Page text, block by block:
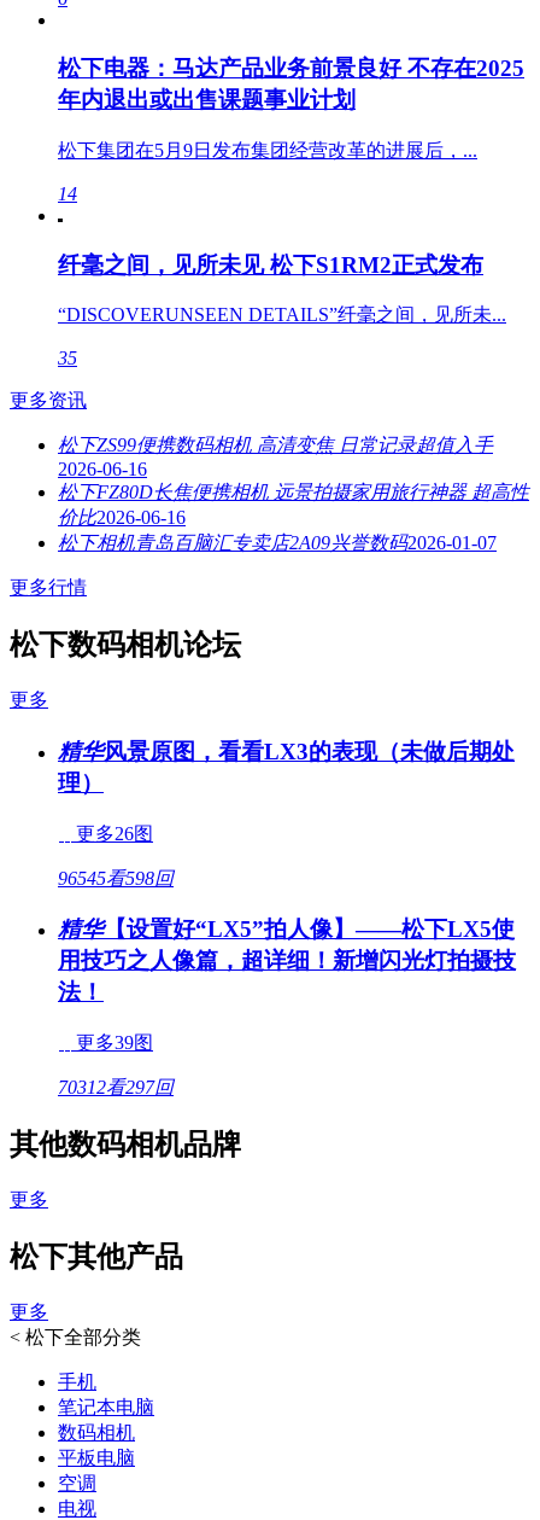
松下电器：马达产品业务前景良好 不存在2025
年内退出或出售课题事业计划
松下集团在5月9日发布集团经营改革的进展后，...
14
纤毫之间，见所未见 松下S1RM2正式发布
“DISCOVERUNSEEN DETAILS”纤毫之间，见所未...
35
更多资讯
松下ZS99便携数码相机 高清变焦 日常记录超值入手
2026-06-16
松下FZ80D长焦便携相机 远景拍摄家用旅行神器 超高性
价比2026-06-16
松下相机青岛百脑汇专卖店2A09兴誉数码2026-01-07
更多行情
松下数码相机论坛
更多
精华风景原图，看看LX3的表现（未做后期处
理）
更多26图
96545看598回
精华【设置好“LX5”拍人像】——松下LX5使
用技巧之人像篇，超详细！新增闪光灯拍摄技
法！
更多39图
70312看297回
其他数码相机品牌
更多
松下其他产品
更多
< 松下全部分类
手机
笔记本电脑
数码相机
平板电脑
空调
电视